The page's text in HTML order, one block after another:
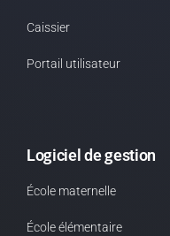
Caissier
Portail utilisateur
Logiciel de gestion
École maternelle
École élémentaire